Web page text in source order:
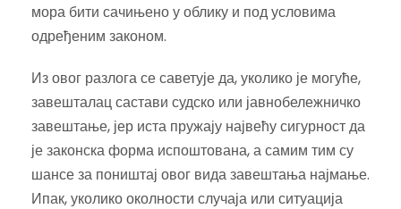
мора бити сачињено у облику и под условима
одређеним законом.
Из овог разлога се саветује да, уколико је могуће,
завешталац састави судско или јавнобележничко
завештање, јер иста пружају највећу сигурност да
је законска форма испоштована, а самим тим су
шансе за поништај овог вида завештања најмање.
Ипак, уколико околности случаја или ситуација